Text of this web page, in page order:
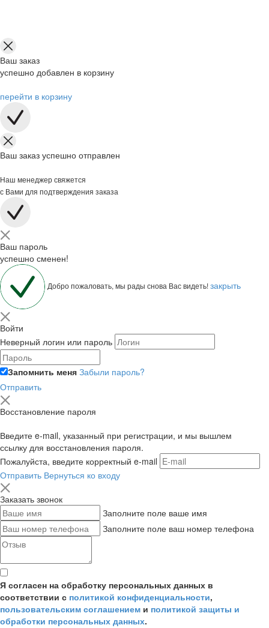
Ваш заказ
успешно добавлен в корзину
перейти в корзину
Ваш заказ успешно отправлен
Наш менеджер свяжется
с Вами для подтверждения заказа
Ваш пароль
успешно сменен!
Добро пожаловать, мы рады снова Вас видеть!закрыть
Войти
Неверный логин или пароль
Запомнить меня Забыли пароль?
Отправить
Восстановление пароля
Введите e-mail, указанный при регистрации, и мы вышлем
ссылку для восстановления пароля.
Пожалуйста, введите корректный e-mail
Отправить Вернуться ко входу
Заказать звонок
Заполните поле ваше имя
Заполните поле ваш номер телефона
Я согласен на обработку персональных данных в
соответствии с политикой конфиденциальности,
пользовательским соглашением и политикой защиты и
обработки персональных данных.